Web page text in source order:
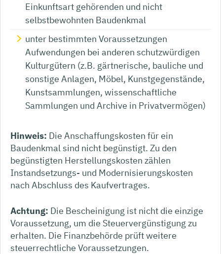
Einkunftsart gehörenden und nicht
selbstbewohnten Baudenkmal
unter bestimmten Voraussetzungen
Aufwendungen bei anderen schutzwürdigen
Kulturgütern (z.B. gärtnerische, bauliche und
sonstige Anlagen, Möbel, Kunstgegenstände,
Kunstsammlungen, wissenschaftliche
Sammlungen und Archive in Privatvermögen)
Hinweis: Die Anschaffungskosten für ein
Baudenkmal sind nicht begünstigt. Zu den
begünstigten Herstellungskosten zählen
Instandsetzungs- und Modernisierungskosten
nach Abschluss des Kaufvertrages.
Achtung: Die Bescheinigung ist nicht die einzige
Voraussetzung, um die Steuervergünstigung zu
erhalten. Die Finanzbehörde prüft weitere
steuerrechtliche Voraussetzungen.